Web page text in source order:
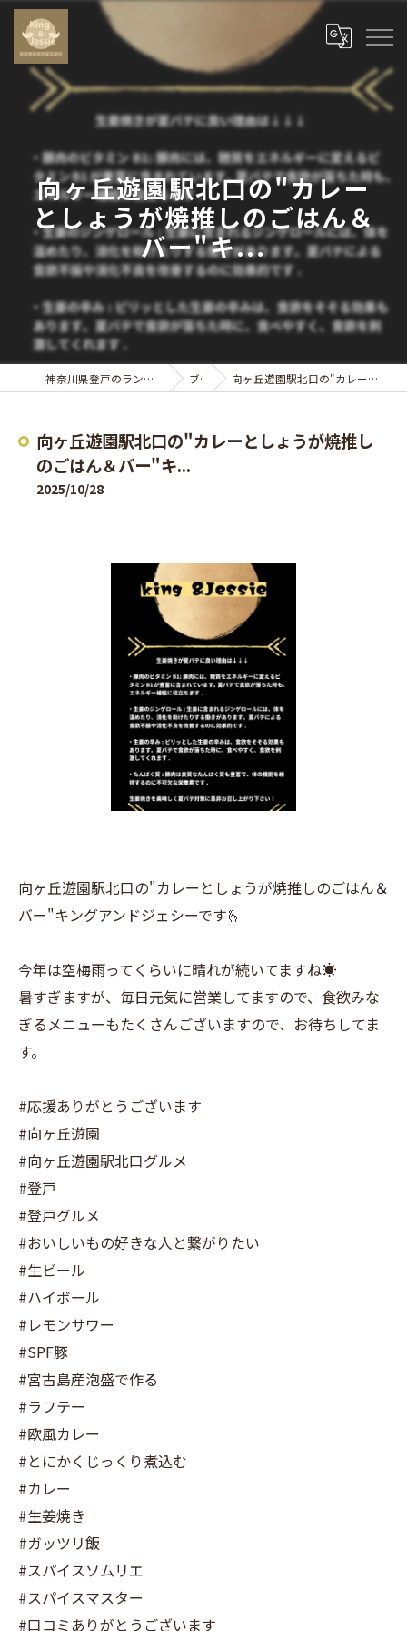
向ヶ丘遊園駅北口の"カレー
としょうが焼推しのごはん＆
バー"キ...
神奈川県登戸のランチならキングアンドジェシー ブログ 向ヶ丘遊園駅北口の"カレーとしょうが焼推しのごはん＆バー"キ...
向ヶ丘遊園駅北口の"カレーとしょうが焼推し
のごはん＆バー"キ...
2025/10/28
向ヶ丘遊園駅北口の"カレーとしょうが焼推しのごはん＆
バー"キングアンドジェシーです🫰
今年は空梅雨ってくらいに晴れが続いてますね☀️
暑すぎますが、毎日元気に営業してますので、食欲みな
ぎるメニューもたくさんございますので、お待ちしてま
す。
#応援ありがとうございます
#向ヶ丘遊園
#向ヶ丘遊園駅北口グルメ
#登戸
#登戸グルメ
#おいしいもの好きな人と繋がりたい
#生ビール
#ハイボール
#レモンサワー
#SPF豚
#宮古島産泡盛で作る
#ラフテー
#欧風カレー
#とにかくじっくり煮込む
#カレー
#生姜焼き
#ガッツリ飯
#スパイスソムリエ
#スパイスマスター
#口コミありがとうございます